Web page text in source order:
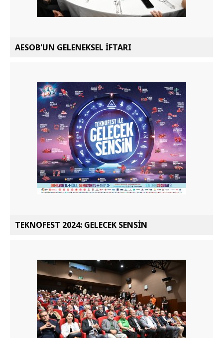
AESOB'UN GELENEKSEL İFTARI
TEKNOFEST 2024: GELECEK SENSİN